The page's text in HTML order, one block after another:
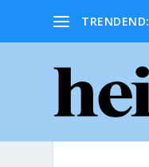
TRENDEND: